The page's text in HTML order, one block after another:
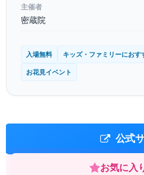
主催者
密蔵院
入場無料 キッズ・ファミリーにおす
お花見イベント
公式
お気に入